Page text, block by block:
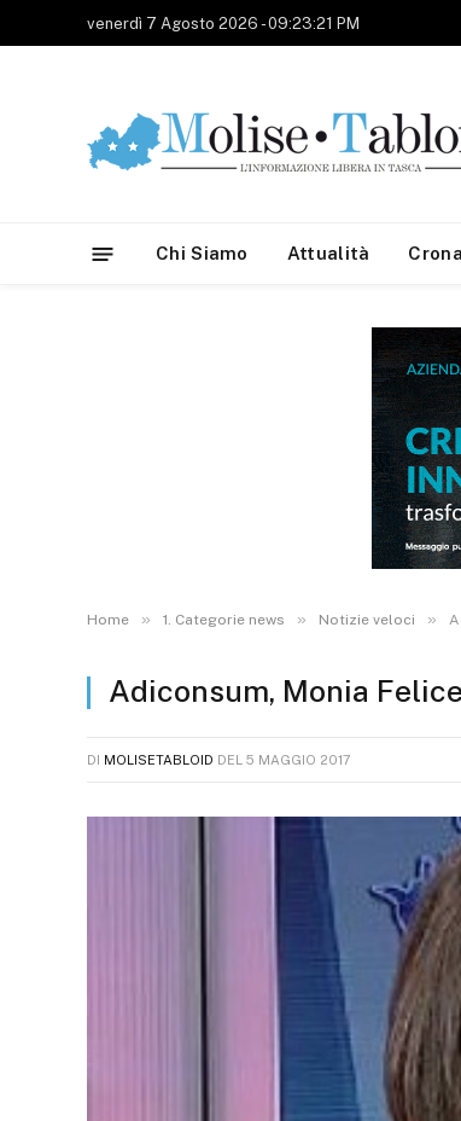
venerdì 7 Agosto 2026 - 09:23:21 PM
Chi Siamo Attualità
Home » 1. Categorie news » Notizie veloci »
Adiconsum, Monia
DI MOLISETABLOID DEL 5 MAGGIO 2017